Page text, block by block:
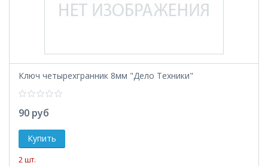
Ключ четырехгранник 8мм "Дело Техники"
90 руб
2 шт.